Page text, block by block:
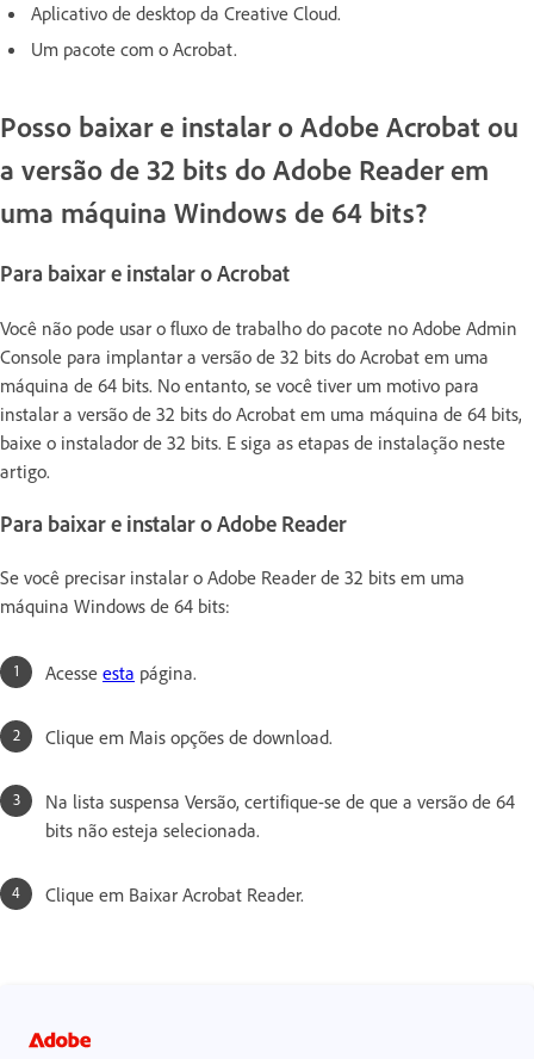
Aplicativo de desktop da Creative Cloud.
Um pacote com o Acrobat.
Posso baixar e instalar o Adobe Acrobat ou
a versão de 32 bits do Adobe Reader em
uma máquina Windows de 64 bits?
Para baixar e instalar o Acrobat
Você não pode usar o fluxo de trabalho do pacote no Adobe Admin
Console para implantar a versão de 32 bits do Acrobat em uma
máquina de 64 bits. No entanto, se você tiver um motivo para
instalar a versão de 32 bits do Acrobat em uma máquina de 64 bits,
baixe o instalador de 32 bits. E siga as etapas de instalação neste
artigo.
Para baixar e instalar o Adobe Reader
Se você precisar instalar o Adobe Reader de 32 bits em uma
máquina Windows de 64 bits:
Acesse esta página.
Clique em Mais opções de download.
Na lista suspensa Versão, certifique-se de que a versão de 64
bits não esteja selecionada.
Clique em Baixar Acrobat Reader.